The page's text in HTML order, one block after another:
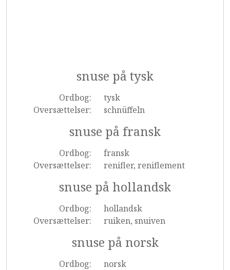
snuse på tysk
Ordbog:
tysk
Oversættelser:
schnüffeln
snuse på fransk
Ordbog:
fransk
Oversættelser:
renifler, reniflement
snuse på hollandsk
Ordbog:
hollandsk
Oversættelser:
ruiken, snuiven
snuse på norsk
Ordbog:
norsk